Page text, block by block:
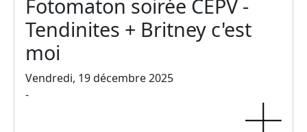
Fotomaton soirée CEPV -
Tendinites + Britney c'est
moi
Vendredi, 19 décembre 2025
-